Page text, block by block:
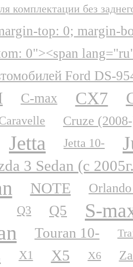
комплектации без
top: 0; margin-
0"><span
Ford DS-
C-max CX7
Cruze
Jetta Jetta 10-
3 Sedan (с
NOTE
Q3 Q5 S-
Touran 10-
X1 X5 X6